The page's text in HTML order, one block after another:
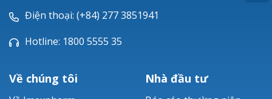
Zobacta®
Bacsulfo®
Điện thoại: (+84) 277 3851941
Hotline: 1800 5555 35
Về chúng tôi Nhà đầu tư